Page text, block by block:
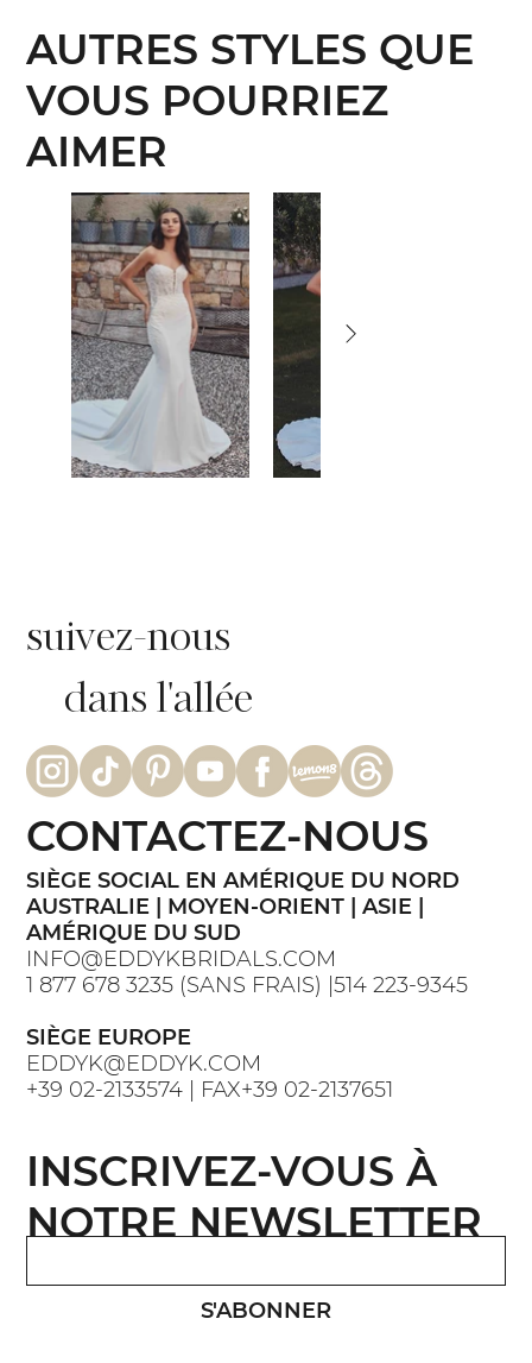
AUTRES STYLES QUE
VOUS POURRIEZ
AIMER
suivez-nous
dans l'allée
SIÈGE SOCIAL EN AMÉRIQUE DU NORD
AUSTRALIE | MOYEN-ORIENT | ASIE |
AMÉRIQUE DU SUD
INFO@EDDYKBRIDALS.COM
1 877 678 3235 (SANS FRAIS) |514 223-9345
SIÈGE EUROPE
EDDYK@EDDYK.COM
+39 02-2133574 | FAX+39 02-2137651
CONTACTEZ-NOUS
S'ABONNER
INSCRIVEZ-VOUS À
NOTRE NEWSLETTER